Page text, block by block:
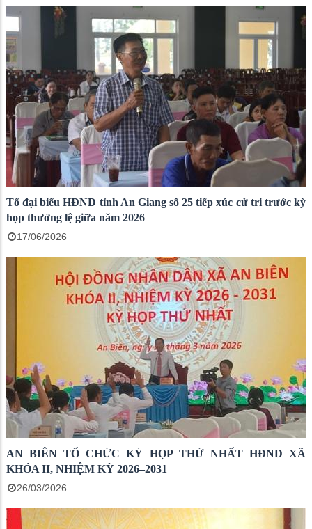
Tổ đại biểu HĐND tỉnh An Giang số 25 tiếp xúc cử tri trước kỳ
họp thường lệ giữa năm 2026
17/06/2026
AN BIÊN TỔ CHỨC KỲ HỌP THỨ NHẤT HĐND XÃ
KHÓA II, NHIỆM KỲ 2026–2031
26/03/2026